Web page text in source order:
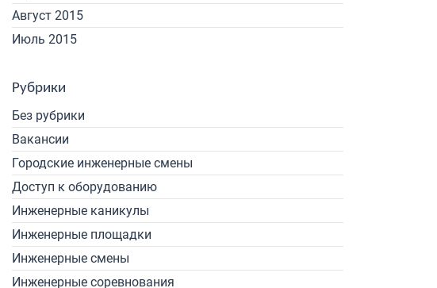
Август 2015
Июль 2015
Рубрики
Без рубрики
Вакансии
Городские инженерные смены
Доступ к оборудованию
Инженерные каникулы
Инженерные площадки
Инженерные смены
Инженерные соревнования